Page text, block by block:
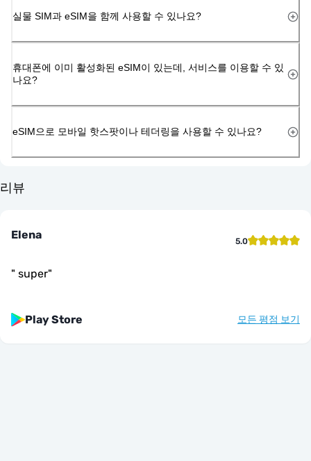
실물 SIM과 eSIM을 함께 사용할 수 있나요?
휴대폰에 이미 활성화된 eSIM이 있는데, 서비스를 이용할 수 있
나요?
eSIM으로 모바일 핫스팟이나 테더링을 사용할 수 있나요?
리뷰
Elena 5.0
" super"
Play Store 모든 평점 보기